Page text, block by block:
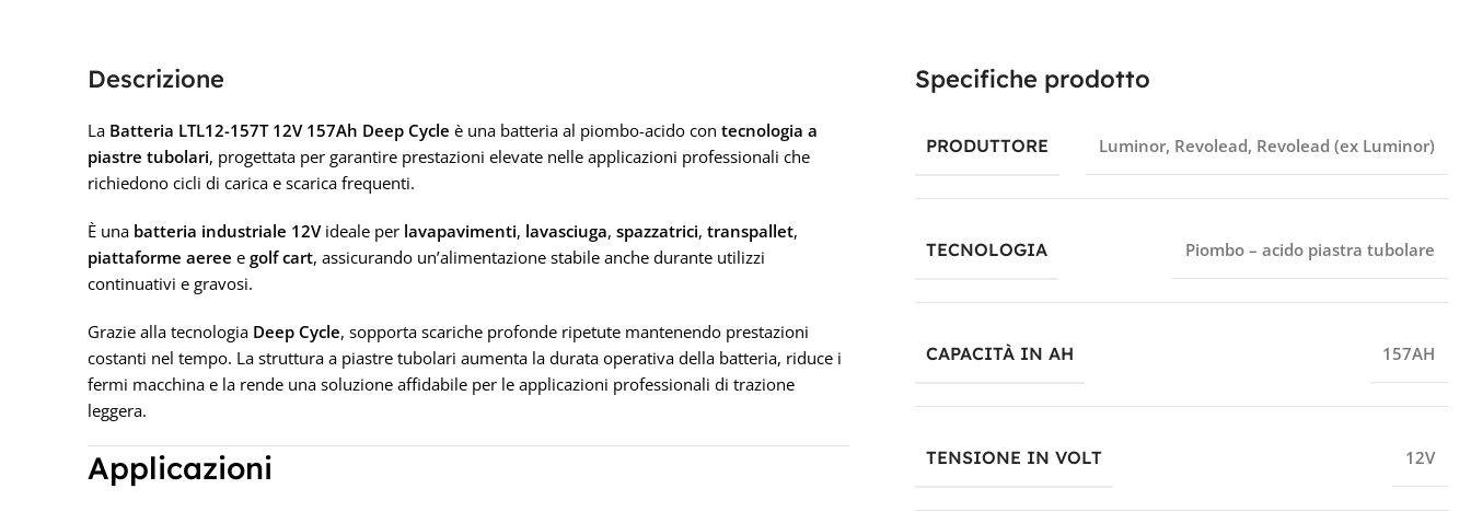
Descrizione
La Batteria LTL12-157T 12V 157Ah Deep Cycle è una batteria al piombo-acido con tecnologia a
piastre tubolari, progettata per garantire prestazioni elevate nelle applicazioni professionali che
richiedono cicli di carica e scarica frequenti.
È una batteria industriale 12Videale per lavapavimenti, lavasciuga, spazzatrici, transpallet,
piattaforme aeree e golf cart, assicurando un’alimentazione stabile anche durante utilizzi
continuativi e gravosi.
Grazie alla tecnologia Deep Cycle, sopporta scariche profonde ripetute mantenendo prestazioni
costanti nel tempo. La struttura a piastre tubolari aumenta la durata operativa della batteria, riduce i
fermi macchina e la rende una soluzione affidabile per le applicazioni professionali di trazione
leggera.
Applicazioni
Specifiche prodotto
PRODUTTORE Luminor, Revolead, Revolead (ex Luminor)
TECNOLOGIA Piombo – acido piastra tubolare
CAPACITÀ IN AH 157AH
TENSIONE IN VOLT 12V